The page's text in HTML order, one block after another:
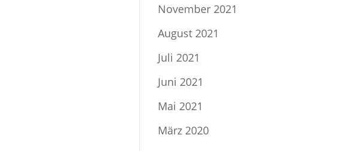
November 2021
August 2021
Juli 2021
Juni 2021
Mai 2021
März 2020